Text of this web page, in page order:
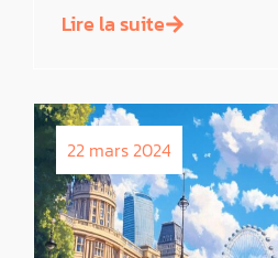
Lire la suite
22 mars 2024